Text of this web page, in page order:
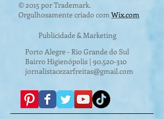
© 2015 por Trademark.
Orgulhosamente criado comWix.com
Publicidade & Marketing
Porto Alegre - Rio Grande do Sul
Bairro Higienópolis | 90.520-310
jornalistacezarfreitas@gmail.com